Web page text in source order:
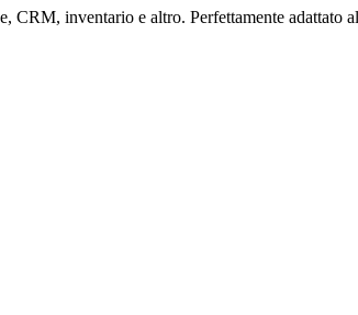
CRM, inventario e altro. Perfettamente adattato